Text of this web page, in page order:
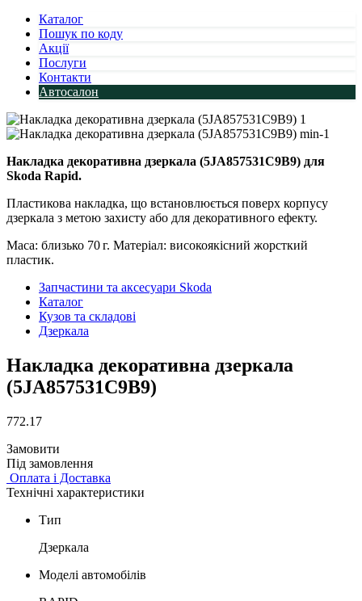
Каталог
Пошук по коду
Акції
Послуги
Контакти
Автосалон
Накладка декоративна дзеркала (5JA857531C9B9) для
Skoda Rapid.
Пластикова накладка, що встановлюється поверх корпусу
дзеркала з метою захисту або для декоративного ефекту.
Маса: близько 70 г. Матеріал: високоякісний жорсткий
пластик.
Запчастини та аксесуари Skoda
Каталог
Кузов та складові
Дзеркала
Накладка декоративна дзеркала
(5JA857531C9B9)
772.17
Замовити
Під замовлення
Оплата і Доставка
Технічні характеристики
Тип
Дзеркала
Моделі автомобілів